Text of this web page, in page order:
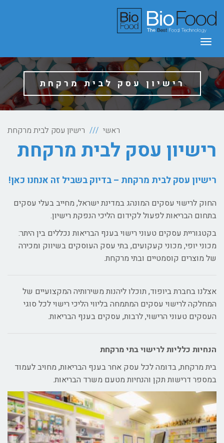
תפריט
רישיון עסק לבית מרקחת
ראשי רישיון עסק לבית מרקחת
רישיון עסק לבית מרקחת
רישיון עסק לבית מרקחת – בדיוק בשביל זה אנחנו כאן!
החוק לרישוי עסקים המונהג במדינת ישראל, מחייב בעלי עסקים
בתחום הבריאות לפעול לקידום הליכי הנפקת רישיון.
בקטגוריית עסקים טעוני רישוי בענף הבריאות נכללים בין היתר:
מכוני יופי, מכוני קעקועים, בתי עסק העוסקים בשיווק ומכירה
של מוצרים קוסמטיים ובתי מרקחת.
אצלנו בחברת ביופוד, תוכלו ליהנות משירותיה המקצועיים של
המחלקה לרישוי עסקים המתמחה בליווי הליכי רישוי לכל סוגי
העסקים טעוני הרישוי, לרבות, עסקים בענף הבריאות.
הנחיות כלליות לרישוי בתי מרקחת
בית מרקחת, בדומה לכל עסק אחר בענף הבריאות, מחויב לעמוד
במספר דרישות תקן והנחיות מטעם משרד הבריאות.